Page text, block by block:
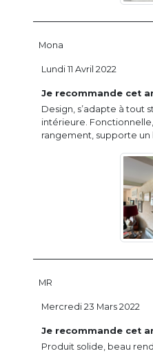
Mona
Je recommande cet
Design, s’adapte à tout
intérieure.
rangement, supporte un
Lundi 11 Avril 2022
MR
Je recommande cet
Produit solide, beau
Mercredi 23 Mars 2022